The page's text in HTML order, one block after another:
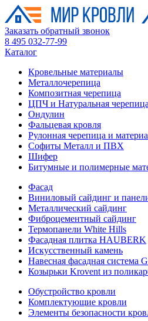
Заказать обратный звонок
8 495 032-77-99
Каталог
Кровельные материалы
Металлочерепица
Композитная черепица
ЦПЧ и Натуральная черепица
Ондулин
Фальцевая кровля
Рулонная черепица и
Софиты Металл и ПВХ
Шифер
Битумные и полимерные
Фасад
Виниловый сайдинг и
Металлический сайдинг
Фиброцементный сайдинг
Термопанели White Hills
Фасадная плитка HAUBERK
Искусственный камень
Навесная фасадная система
Козырьки Krovent из
Обустройство кровли
Комплектующие кровли
Элементы безопасности